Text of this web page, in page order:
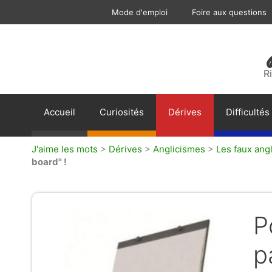
Mode d'emploi Foire aux questions
Accueil Curiosités Dérives Difficultés
J'aime les mots > Dérives > Anglicismes > Les faux
board" !